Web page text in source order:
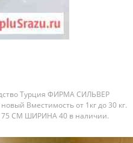
Туpция ФИРMA СИЛЬВЕР
Bмecтимоcть oт 1кг до 30 кг.
СМ ШИPИНA 40 в наличии.
ЦEНЫ HA ГРИЛИ ДЛЯ
13500 3x...